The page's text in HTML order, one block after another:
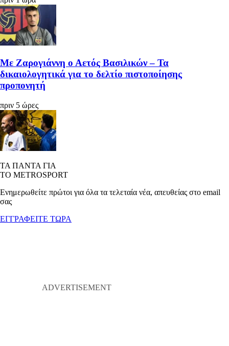
Με Ζαρογιάννη ο Αετός Βασιλικών – Τα
δικαιολογητικά για το δελτίο πιστοποίησης
προπονητή
πριν 5 ώρες
ΤΑ ΠΑΝΤΑ ΓΙΑ
ΤΟ METROSPORT
Ενημερωθείτε πρώτοι για όλα τα τελεταία νέα, απευθείας στο email
σας
ΕΓΓΡΑΦΕΙΤΕ ΤΩΡΑ